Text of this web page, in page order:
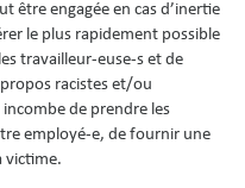
être engagée en cas d’inertie
le plus rapidement possible
travailleur-euse-s et de
racistes et/ou
incombe de prendre les
employé-e, de fournir une
victime.